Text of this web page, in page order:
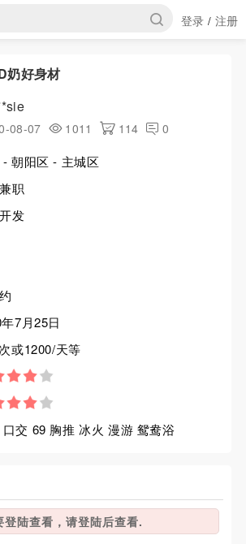
登录 / 注册
奶好身材
08-07 1011 114 0
朝阳区 - 主城区
职
发
7月25日
或1200/天等
交 69 胸推 冰火 漫游 鸳鸯浴
陆查看，请登陆后查看.